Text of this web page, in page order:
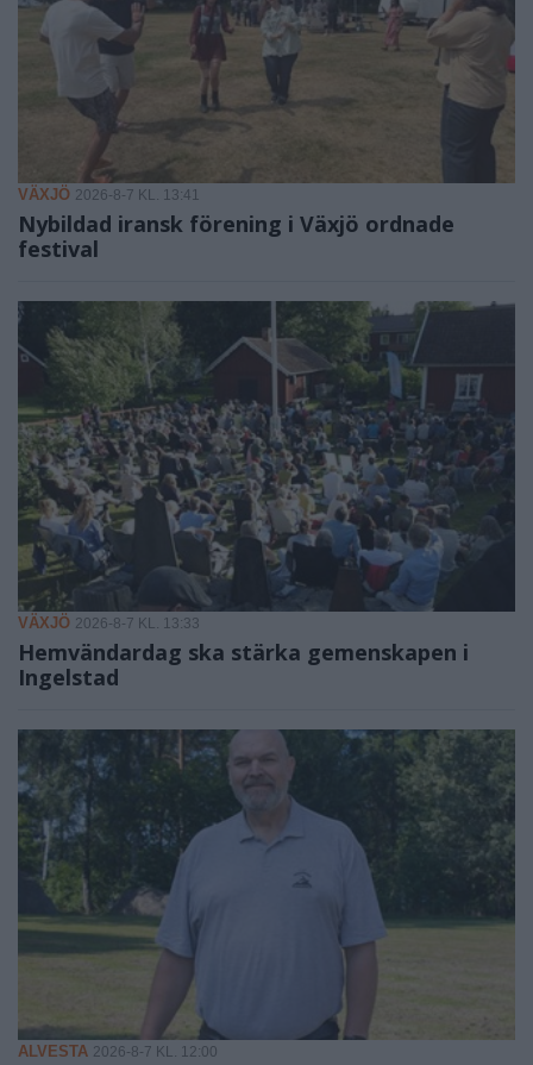
VÄXJÖ 2026-8-7 KL. 13:41
Nybildad iransk förening i Växjö ordnade
festival
VÄXJÖ 2026-8-7 KL. 13:33
Hemvändardag ska stärka gemenskapen i
Ingelstad
ALVESTA 2026-8-7 KL. 12:00